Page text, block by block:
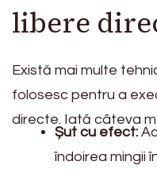
libere
Există mai multe
folosesc pentru a
directe. Iată câteva
Șut cu efect:
îndoirea mingii